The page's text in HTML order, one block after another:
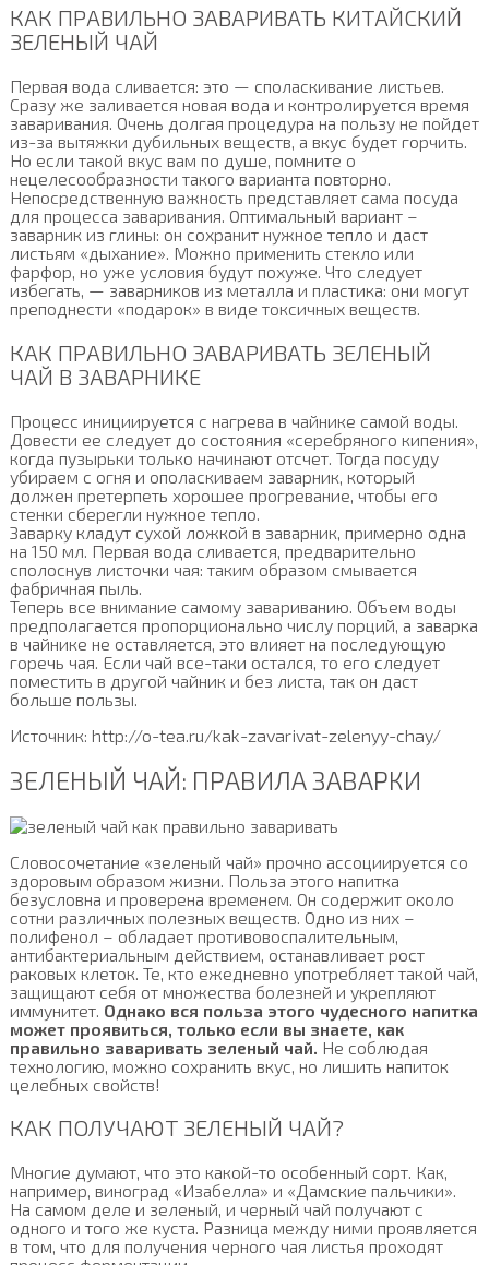
КАК ПРАВИЛЬНО ЗАВАРИВАТЬ КИТАЙСКИЙ
ЗЕЛЕНЫЙ ЧАЙ
Первая вода сливается: это — споласкивание листьев.
Сразу же заливается новая вода и контролируется время
заваривания. Очень долгая процедура на пользу не пойдет
из-за вытяжки дубильных веществ, а вкус будет горчить.
Но если такой вкус вам по душе, помните о
нецелесообразности такого варианта повторно.
Непосредственную важность представляет сама посуда
для процесса заваривания. Оптимальный вариант –
заварник из глины: он сохранит нужное тепло и даст
листьям «дыхание». Можно применить стекло или
фарфор, но уже условия будут похуже. Что следует
избегать, — заварников из металла и пластика: они могут
преподнести «подарок» в виде токсичных веществ.
КАК ПРАВИЛЬНО ЗАВАРИВАТЬ ЗЕЛЕНЫЙ
ЧАЙ В ЗАВАРНИКЕ
Процесс инициируется с нагрева в чайнике самой воды.
Довести ее следует до состояния «серебряного кипения»,
когда пузырьки только начинают отсчет. Тогда посуду
убираем с огня и ополаскиваем заварник, который
должен претерпеть хорошее прогревание, чтобы его
стенки сберегли нужное тепло.
Заварку кладут сухой ложкой в заварник, примерно одна
на 150 мл. Первая вода сливается, предварительно
сполоснув листочки чая: таким образом смывается
фабричная пыль.
Теперь все внимание самому завариванию. Объем воды
предполагается пропорционально числу порций, а заварка
в чайнике не оставляется, это влияет на последующую
горечь чая. Если чай все-таки остался, то его следует
поместить в другой чайник и без листа, так он даст
больше пользы.
Источник: http://o-tea.ru/kak-zavarivat-zelenyy-chay/
ЗЕЛЕНЫЙ ЧАЙ: ПРАВИЛА ЗАВАРКИ
Словосочетание «зеленый чай» прочно ассоциируется со
здоровым образом жизни. Польза этого напитка
безусловна и проверена временем. Он содержит около
сотни различных полезных веществ. Одно из них –
полифенол – обладает противовоспалительным,
антибактериальным действием, останавливает рост
раковых клеток. Те, кто ежедневно употребляет такой чай,
защищают себя от множества болезней и укрепляют
иммунитет. Однако вся польза этого чудесного напитка
может проявиться, только если вы знаете, как
правильно заваривать зеленый чай. Не соблюдая
технологию, можно сохранить вкус, но лишить напиток
целебных свойств!
КАК ПОЛУЧАЮТ ЗЕЛЕНЫЙ ЧАЙ?
Многие думают, что это какой-то особенный сорт. Как,
например, виноград «Изабелла» и «Дамские пальчики».
На самом деле и зеленый, и черный чай получают с
одного и того же куста. Разница между ними проявляется
в том, что для получения черного чая листья проходят